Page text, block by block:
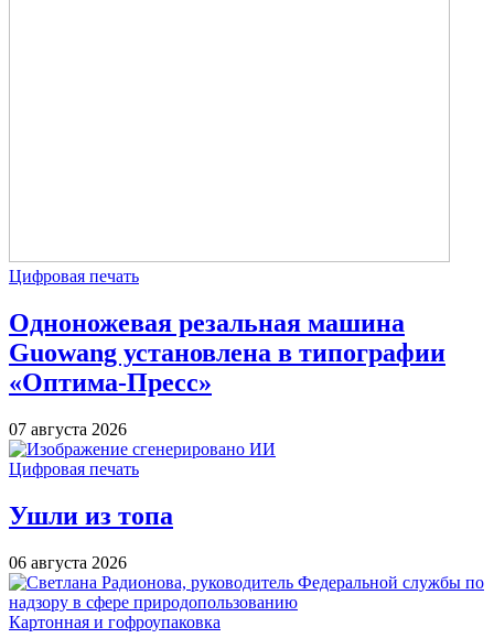
Цифровая печать
Одноножевая резальная машина
Guowang установлена в типографии
«Оптима-Пресс»
07 августа 2026
Цифровая печать
Ушли из топа
06 августа 2026
Картонная и гофроупаковка